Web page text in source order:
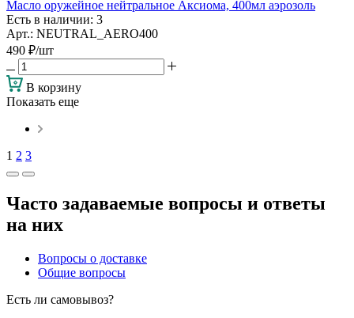
Масло оружейное нейтральное Аксиома, 400мл аэрозоль
Есть в наличии: 3
Арт.: NEUTRAL_AERO400
490 ₽/шт
В корзину
Показать еще
1 2 3
Часто задаваемые вопросы и ответы
на них
Вопросы о доставке
Общие вопросы
Есть ли самовывоз?